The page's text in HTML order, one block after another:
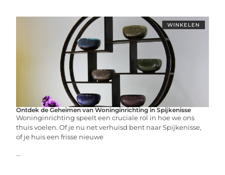
WINKELEN
Ontdek de Geheimen van Woninginrichting in Spijkenisse
Woninginrichting speelt een cruciale rol in hoe we ons
thuis voelen. Of je nu net verhuisd bent naar Spijkenisse,
of je huis een frisse nieuwe
...